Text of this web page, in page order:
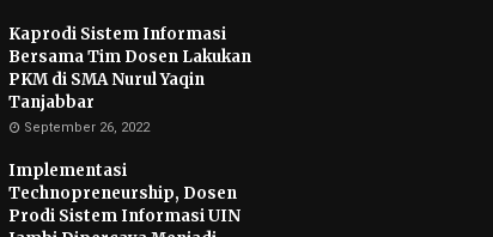
Kaprodi Sistem Informasi
Bersama Tim Dosen Lakukan
PKM di SMA Nurul Yaqin
Tanjabbar
September 26, 2022
Implementasi
Technopreneurship, Dosen
Prodi Sistem Informasi UIN